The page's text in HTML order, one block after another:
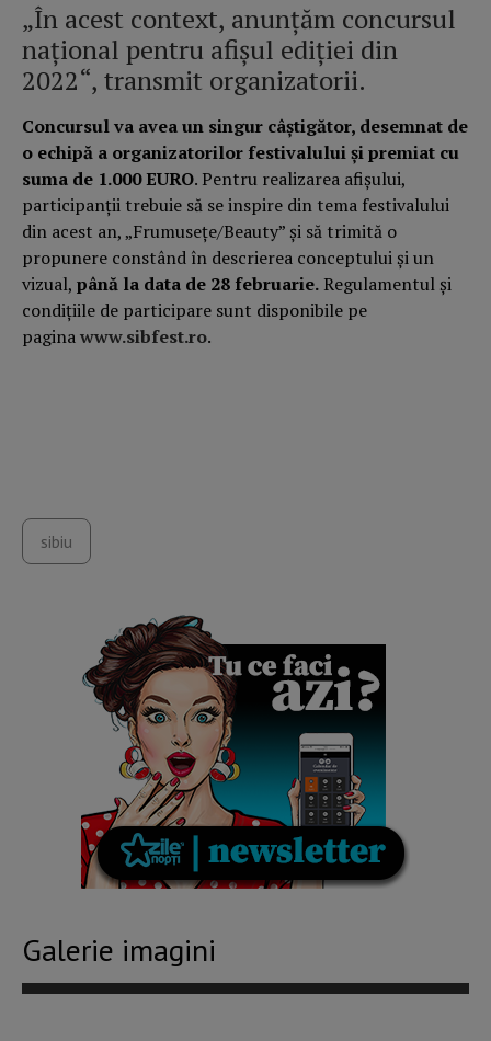
„În acest context, anunțăm concursul
național pentru afișul ediției din
2022“, transmit organizatorii.
Concursul va avea un singur câștigător, desemnat de
o echipă a organizatorilor festivalului și premiat cu
suma de 1.000 EURO. Pentru realizarea afişului,
participanții trebuie să se inspire din tema festivalului
din acest an, „Frumusețe/Beauty” și să trimită o
propunere constând în descrierea conceptului și un
vizual, până la data de 28 februarie. Regulamentul și
condițiile de participare sunt disponibile pe
paginawww.sibfest.ro.
sibiu
Galerie imagini